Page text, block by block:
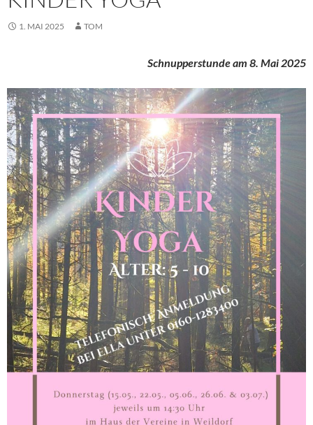
1. MAI 2025 TOM
Schnupperstunde am 8. Mai 2025